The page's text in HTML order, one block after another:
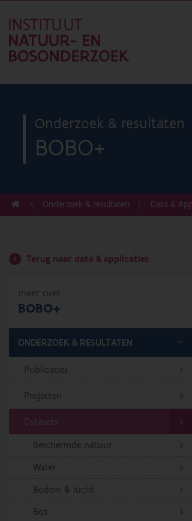
Onderzoek & resultaten
BOBO+
Onderzoek & resultaten Data &
Terug naar data & applicaties
meer over
BOBO+
ONDERZOEK & RESULTATEN
Publicaties
Projecten
Datasets
Beschermde natuur
Water
Bodem & lucht
Bos